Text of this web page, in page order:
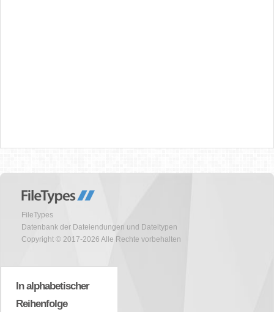
FileTypes
Datenbank der Dateiendungen und Dateitypen
Copyright © 2017-2026 Alle Rechte vorbehalten
In alphabetischer
Reihenfolge